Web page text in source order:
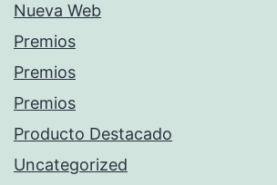
Nueva Web
Premios
Premios
Premios
Producto Destacado
Uncategorized